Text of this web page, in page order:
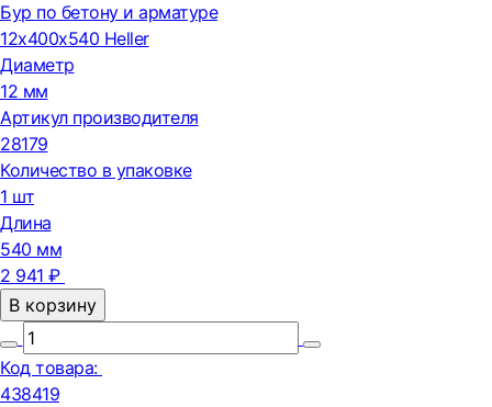
Бур по бетону и арматуре
12х400х540 Heller
Диаметр
12 мм
Артикул производителя
28179
Количество в упаковке
1 шт
Длина
540 мм
2 941 ₽
В корзину
Код товара:
438419